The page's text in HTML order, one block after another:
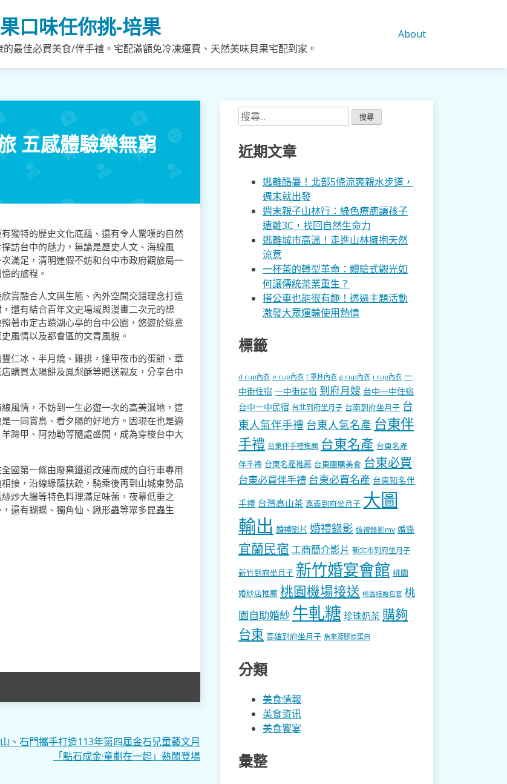
口味任你挑-培果
最佳必買美食/伴手禮。宅配滿額免冷凍運費、天然美味貝果宅配到家。
About
五感體驗樂無窮
獨特的歷史文化底蘊、還有令人驚嘆的自然
訪台中的魅力，無論是歷史人文、海線風
滿足，清明連假不妨和台中市政府觀旅局一
的旅程。
賞融合人文與生態、內外空間交錯理念打造
還有結合百年文史場域與漫畫二次元的想
著市定古蹟湖心亭的台中公園，悠遊於綠意
風情以及都會區的文青風貌。
仁冰、半月燒、雞排，逢甲夜市的蛋餅、章
購買太陽餅及鳳梨酥等贈送親友，分享台中
風情，不妨到一生必遊一次的高美濕地，這
一同賞鳥、看夕陽的好地方。因現在也是適
蹄甲、阿勃勒等隨處盛開，成為穿梭台中大
國第一條由廢棄鐵道改建而成的自行車專用
接，沿線綠蔭扶疏，騎乘後再到山城東勢品
炒大腸等特色料理滿足味蕾，夜幕低垂之
還有蝴蝶、獨角仙、鍬形蟲等眾多昆蟲生
、石門攜手打造113年第四屆金石兒童藝文月
「點石成金·童劇在一起」熱鬧登場
搜
尋
關
鍵
近期文章
逃離酷暑！北部5條涼爽親水步道，
週末就出發
週末親子山林行：綠色療癒讓孩子
遠離3C，找回自然生命力
逃離城市高溫！走進山林擁抱天然
涼意
一杯茶的轉型革命：體驗式觀光如
何讓傳統茶業重生？
搭公車也能很有趣！透過主題活動
激發大眾運輸使用熱情
標籤
d cup內衣 e cup內衣 f 罩杯內衣 g cup內衣 i cup內衣 一
中街住宿 一中街民宿 到府月嫂 台中一中住宿
台中一中民宿 台北到府坐月子 台南到府坐月子 台
東人氣伴手禮 台東人氣名產 台東伴
手禮 台東伴手禮推薦 台東名產 台東名產
伴手禮 台東名產推薦 台東團購美食 台東必買
台東必買伴手禮 台東必買名產 台東知名伴
手禮 台灣高山茶 嘉義到府坐月子 大圖
輸出 婚禮影片 婚禮錄影 婚禮錄影mv 婚錄
宜蘭民宿 工商簡介影片 新北市到府坐月子
新竹到府坐月子 新竹婚宴會館 桃園
婚紗店推薦 桃園機場接送 桃園結婚包套 桃
園自助婚紗 牛軋糖 珍珠奶茶 購夠
台東 高雄到府坐月子 魚來源膠原蛋白
分類
美食情報
美食资讯
美食饗宴
彙整